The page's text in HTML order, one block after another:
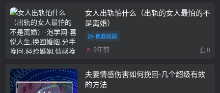
女人出轨怕什么（出轨的女人最怕的不
是离婚）
挽救婚姻
3年前 0
夫妻情感伤害如何挽回-几个超级有效
的方法